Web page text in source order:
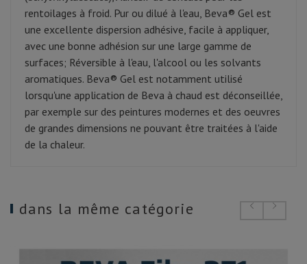
rentoilages à froid. Pur ou dilué à l'eau, Beva® Gel est
une excellente dispersion adhésive, facile à appliquer,
avec une bonne adhésion sur une large gamme de
surfaces; Réversible à l'eau, l'alcool ou les solvants
aromatiques. Beva® Gel est notamment utilisé
lorsqu'une application de Beva à chaud est déconseillée,
par exemple sur des peintures modernes et des oeuvres
de grandes dimensions ne pouvant être traitées à l'aide
de la chaleur.
dans la même catégorie